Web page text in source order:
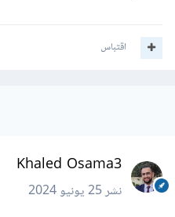
اقتباس
Khaled Osama3
نشر25 يونيو 2024